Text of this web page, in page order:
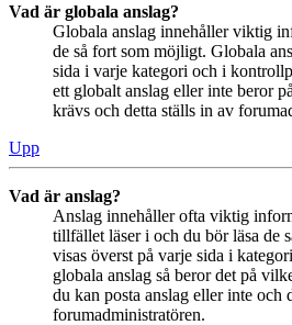
Vad är globala anslag?
Globala anslag innehåller viktig
de så fort som möjligt. Globala
sida i varje kategori och i
ett globalt anslag eller inte beror
krävs och detta ställs in av
Upp
Vad är anslag?
Anslag innehåller ofta viktig
tillfället läser i och du bör läsa de
visas överst på varje sida i
globala anslag så beror det på
du kan posta anslag eller inte och
forumadministratören.